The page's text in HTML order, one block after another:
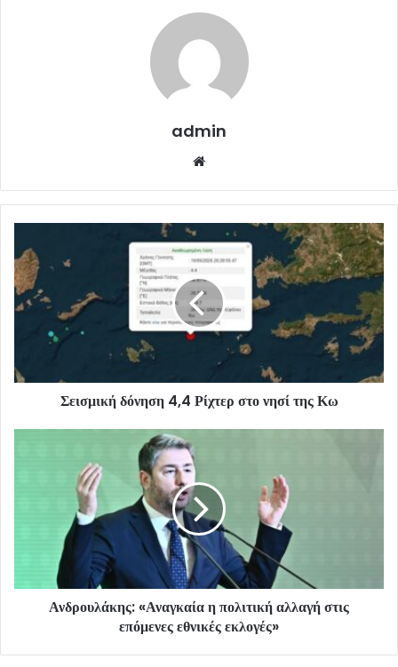
admin
Σεισμική δόνηση 4,4 Ρίχτερ στο νησί της Κω
Ανδρουλάκης: «Αναγκαία η πολιτική αλλαγή στις
επόμενες εθνικές εκλογές»